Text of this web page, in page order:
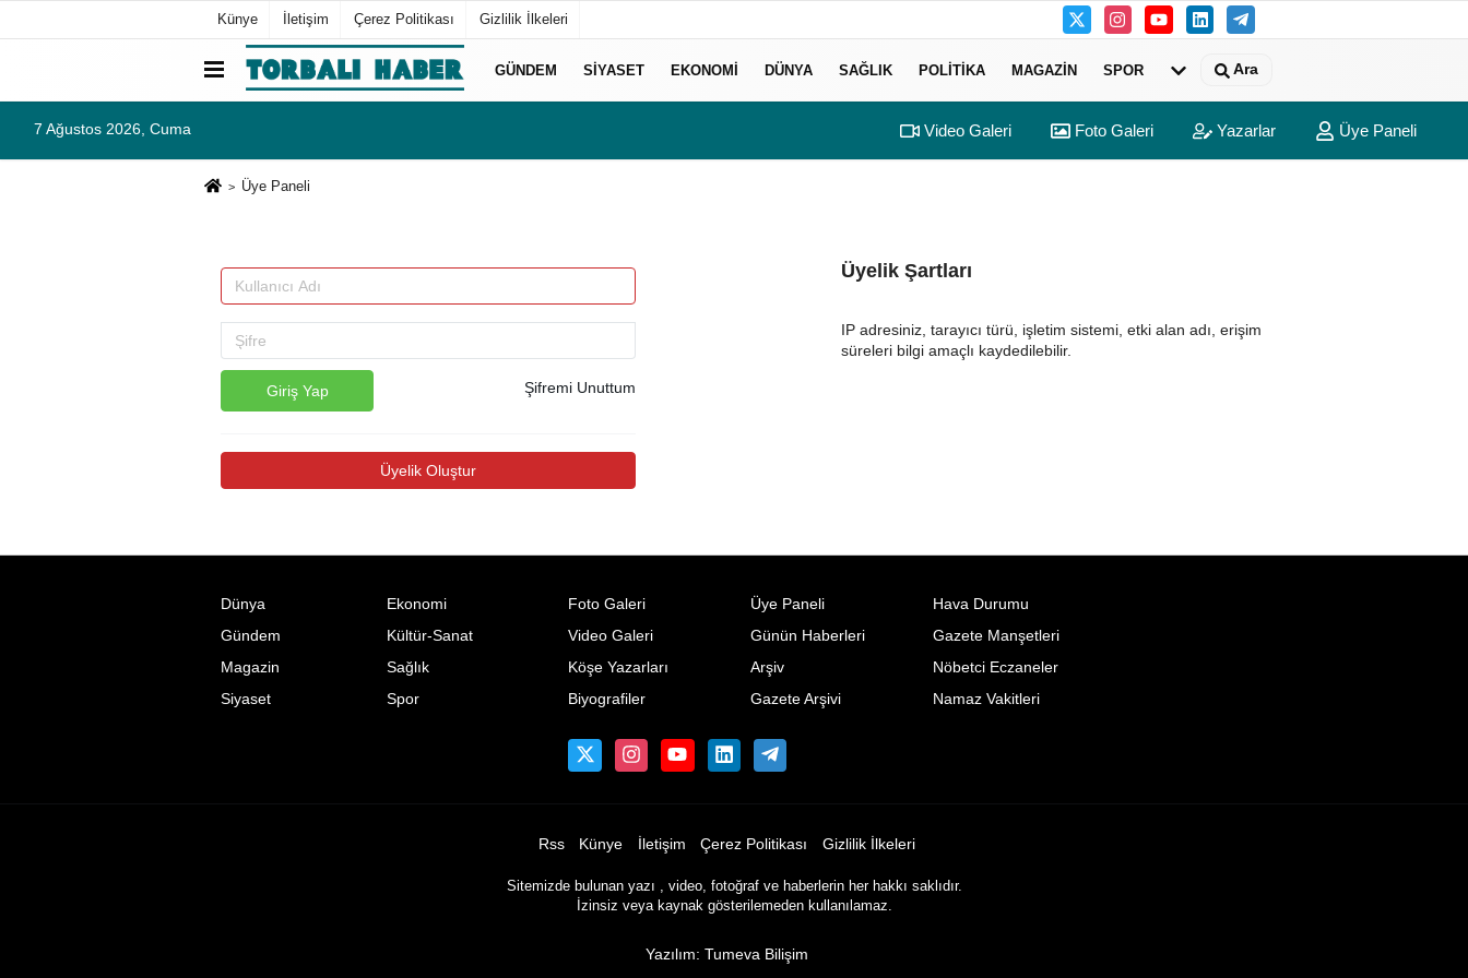
Künye İletişim Çerez Politikası Gizlilik İlkeleri
GÜNDEM SIYASET EKONOMI DÜNYA SAĞLIK POLITIKA MAGAZIN SPOR Ara
7 Ağustos 2026, Cuma Video Galeri Foto Galeri Yazarlar Üye Paneli
Üye Paneli
Giriş Yap Şifremi Unuttum
Üyelik Oluştur
Üyelik Şartları
IP adresiniz, tarayıcı türü, işletim sistemi, etki alan adı, erişim
süreleri bilgi amaçlı kaydedilebilir.
Dünya
Ekonomi
Gündem
Kültür-Sanat
Magazin
Sağlık
Siyaset
Spor
Foto Galeri
Video Galeri
Köşe Yazarları
Biyografiler
Üye Paneli
Günün Haberleri
Arşiv
Gazete Arşivi
Hava Durumu
Gazete Manşetleri
Nöbetci Eczaneler
Namaz Vakitleri
Rss Künye İletişim Çerez Politikası Gizlilik İlkeleri
Sitemizde bulunan yazı , video, fotoğraf ve haberlerin her hakkı saklıdır.
İzinsiz veya kaynak gösterilemeden kullanılamaz.
Yazılım: Tumeva Bilişim